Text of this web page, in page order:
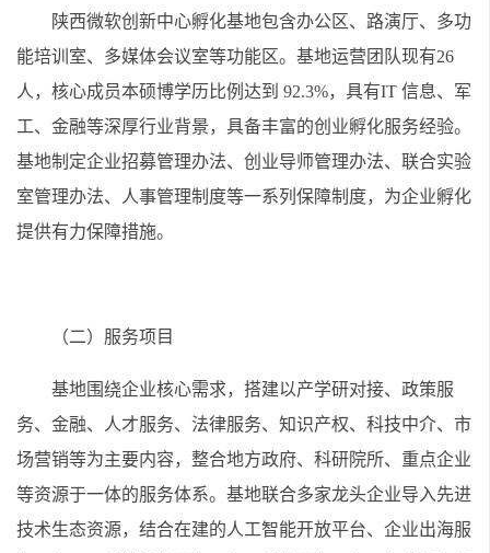
陕西微软创新中心孵化基地包含办公区、路演厅、多功
能培训室、多媒体会议室等功能区。基地运营团队现有26
人，核心成员本硕博学历比例达到 92.3%，具有IT 信息、军
工、金融等深厚行业背景，具备丰富的创业孵化服务经验。
基地制定企业招募管理办法、创业导师管理办法、联合实验
室管理办法、人事管理制度等一系列保障制度，为企业孵化
提供有力保障措施。
（二）服务项目
基地围绕企业核心需求，搭建以产学研对接、政策服
务、金融、人才服务、法律服务、知识产权、科技中介、市
场营销等为主要内容，整合地方政府、科研院所、重点企业
等资源于一体的服务体系。基地联合多家龙头企业导入先进
技术生态资源，结合在建的人工智能开放平台、企业出海服